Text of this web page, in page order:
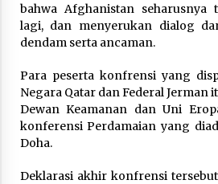
Rezim Khamenei di
Mempertahankan
January 14, 2026
bahwa Afghanistan seharusnya
lagi, dan menyerukan dialog
dendam serta ancaman.
Para peserta konfrensi yang
Negara Qatar dan Federal Jerman
Dewan Keamanan dan Uni
konferensi Perdamaian yang
Doha.
Deklarasi akhir konfrensi